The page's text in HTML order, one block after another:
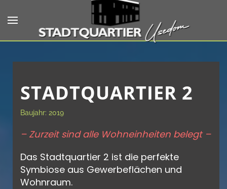
Skip to main content
STADTQUARTIER 2
Baujahr: 2019
– Zurzeit sind alle Wohneinheiten belegt –
Das Stadtquartier 2 ist die perfekte
Symbiose aus Gewerbeflächen und
Wohnraum.